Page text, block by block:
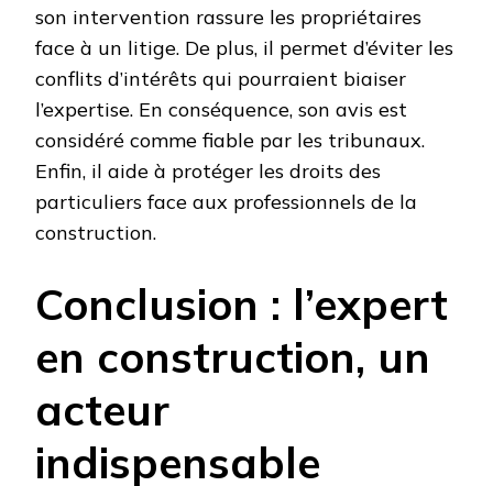
son intervention rassure les propriétaires
face à un litige. De plus, il permet d’éviter les
conflits d’intérêts qui pourraient biaiser
l’expertise. En conséquence, son avis est
considéré comme fiable par les tribunaux.
Enfin, il aide à protéger les droits des
particuliers face aux professionnels de la
construction.
Conclusion : l’expert
en construction, un
acteur
indispensable